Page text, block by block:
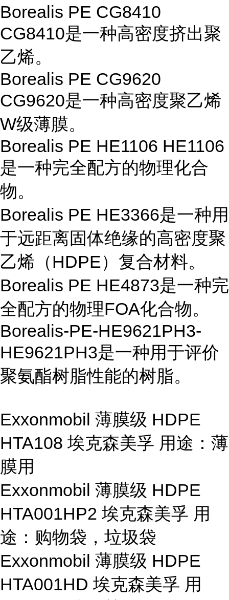
Borealis PE CG8410
CG8410是一种高密度挤出聚
乙烯。
Borealis PE CG9620
CG9620是一种高密度聚乙烯
W级薄膜。
Borealis PE HE1106 HE1106
是一种完全配方的物理化合
物。
Borealis PE HE3366是一种用
于远距离固体绝缘的高密度聚
乙烯（HDPE）复合材料。
Borealis PE HE4873是一种完
全配方的物理FOA化合物。
Borealis-PE-HE9621PH3-
HE9621PH3是一种用于评价
聚氨酯树脂性能的树脂。
Exxonmobil 薄膜级 HDPE
HTA108 埃克森美孚 用途：薄
膜用
Exxonmobil 薄膜级 HDPE
HTA001HP2 埃克森美孚 用
途：购物袋，垃圾袋
Exxonmobil 薄膜级 HDPE
HTA001HD 埃克森美孚 用